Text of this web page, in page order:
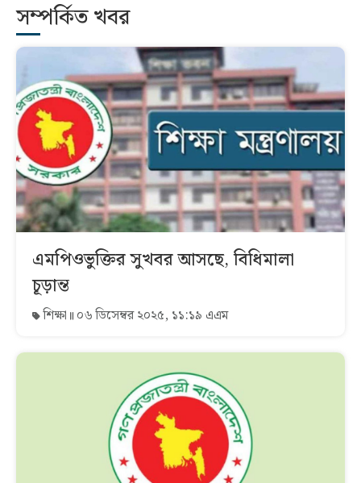
সম্পর্কিত খবর
এমপিওভুক্তির সুখবর আসছে, বিধিমালা
চূড়ান্ত
শিক্ষা ০৬ ডিসেম্বর ২০২৫, ১১:১৯ এএম